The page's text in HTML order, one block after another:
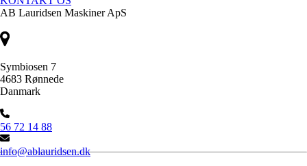
AB Lauridsen Maskiner ApS
Symbiosen 7
4683 Rønnede
Danmark
56 72 14 88
info@ablauridsen.dk